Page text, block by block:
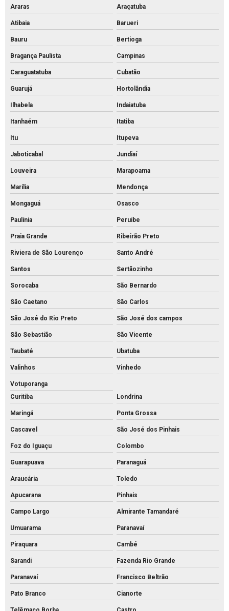
Piso de concreto para calçada preço
Piso de concreto para calçada
Piso de concreto intertravado preço
Piso de concreto intertravado retangular
Piso de concreto intertravado
Piso intertravado 16 faces
Piso intertravado bloquete
Piso intertravado de concreto para calçadas
Piso intertravado de concreto preço m2
Piso intertravado de concreto preço
Piso intertravado de concreto retangular
Piso intertravado de concreto
Piso intertravado preço instalado
Piso intertravado preço m2 rs
Piso intertravado preço metro quadrado
Piso intertravado preço
Piso pavs
Piso pvs concreto
Piso tátil concreto preço m2
Piso tátil de concreto preço
Piso tátil concreto venda
Piso tátil de concreto
Piso tátil direcional concreto
Pisos intertravados de concreto venda
Preço bloco de concreto 14x19x39
Preço bloco de concreto 9x19x39
Preço bloco de concreto para calçada
Preço bloco de concreto estrutural
Preço bloco de concreto para muro
Preço bloco de concreto
Araras Araçatuba
Atibaia Barueri
Bauru Bertioga
Bragança Paulista Campinas
Caraguatatuba Cubatão
Guarujá Hortolândia
Ilhabela Indaiatuba
Itanhaém Itatiba
Itu Itupeva
Jaboticabal Jundiaí
Louveira Marapoama
Marília Mendonça
Mongaguá Osasco
Paulínia Peruíbe
Praia Grande Ribeirão Preto
Riviera de São Lourenço Santo André
Santos Sertãozinho
Sorocaba São Bernardo
São Caetano São Carlos
São José do Rio Preto São José dos campos
São Sebastião São Vicente
Taubaté Ubatuba
Valinhos Vinhedo
Votuporanga
Curitiba
Londrina
Maringá Ponta Grossa
Cascavel São José dos Pinhais
Foz do Iguaçu Colombo
Guarapuava Paranaguá
Araucária Toledo
Apucarana Pinhais
Campo Largo Almirante Tamandaré
Umuarama Paranavaí
Piraquara Cambé
Sarandi Fazenda Rio Grande
Paranavaí Francisco Beltrão
Pato Branco Cianorte